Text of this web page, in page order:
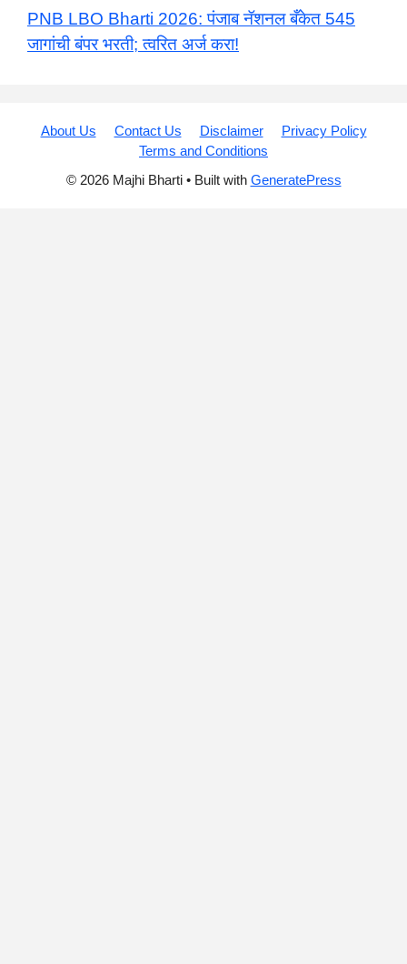
PNB LBO Bharti 2026: पंजाब नॅशनल बँकेत 545
जागांची बंपर भरती; त्वरित अर्ज करा!
About Us Contact Us Disclaimer
Privacy Policy
Terms and Conditions
© 2026 Majhi Bharti • Built with GeneratePress